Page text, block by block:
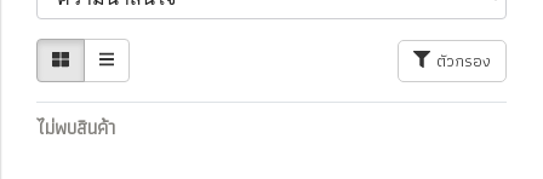
ตัวกรอง
ไม่พบสินค้า